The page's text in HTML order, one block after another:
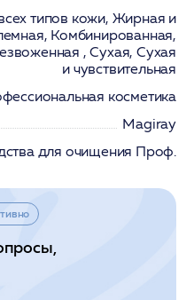
типов кожи, Жирная и
Комбинированная,
, Сухая, Сухая
и чувствительная
косметика
Magiray
для очищения Проф.